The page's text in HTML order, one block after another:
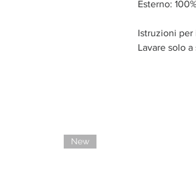
Esterno:
Istruzioni per
Lavare solo a
New